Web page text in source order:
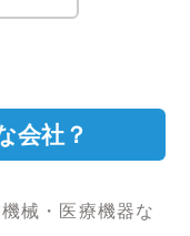
会社？
械・医療機器な